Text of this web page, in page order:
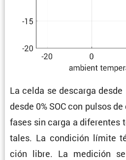
La celda se descarga desde
desde 0% SOC con pulsos
fases sin carga a diferentes
tales. La condi­ción límite
ción libre. La medición